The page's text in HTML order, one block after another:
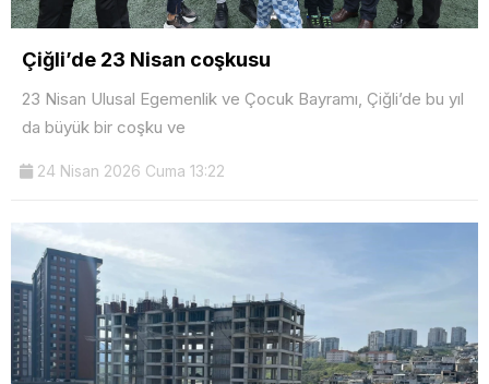
Çiğli’de 23 Nisan coşkusu
23 Nisan Ulusal Egemenlik ve Çocuk Bayramı, Çiğli’de bu yıl
da büyük bir coşku ve
24 Nisan 2026 Cuma 13:22